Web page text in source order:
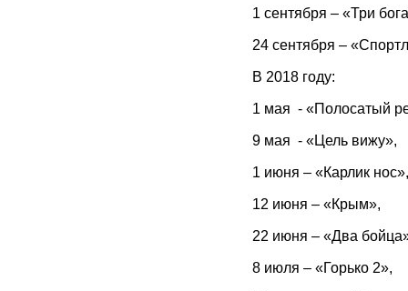
1 сентября – «Три
24 сентября –
В 2018 году:
1 мая - «Полосатый
9 мая - «Цель вижу»,
1 июня – «Карлик нос»,
12 июня – «Крым»,
22 июня – «Два
8 июля – «Горько 2»,